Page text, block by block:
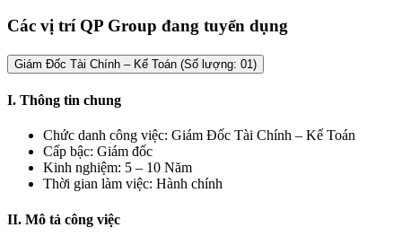
Các vị trí QP Group đang tuyển dụng
Giám Đốc Tài Chính – Kế Toán (Số lượng: 01)
I. Thông tin chung
Chức danh công việc: Giám Đốc Tài Chính – Kế Toán
Cấp bậc: Giám đốc
Kinh nghiệm: 5 – 10 Năm
Thời gian làm việc: Hành chính
II. Mô tả công việc